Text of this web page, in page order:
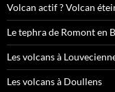
Volcan actif ? Volcan
Le tephra de Romont en
Les volcans à
Les volcans à Doullens